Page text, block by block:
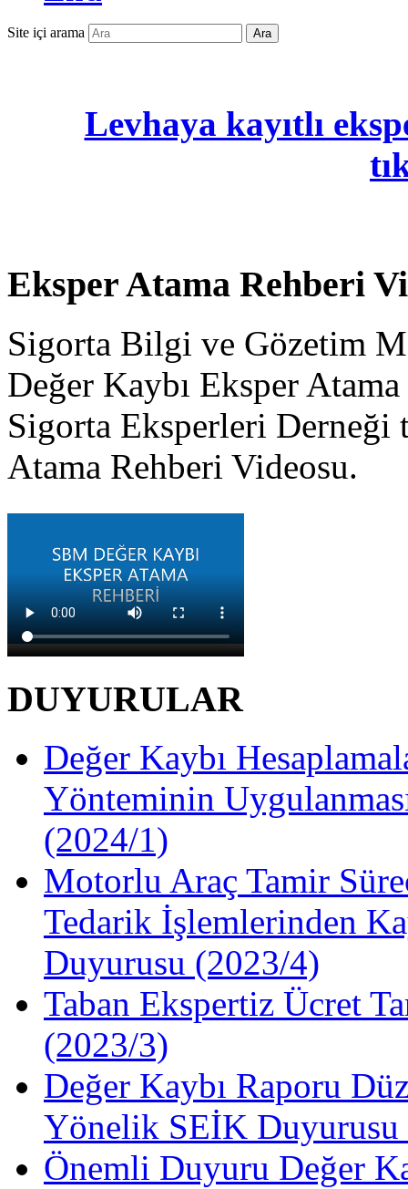
Site içi arama Ara
Levhaya kayıtlı
Eksper Atama Rehberi
Sigorta Bilgi ve Gözetim
Değer Kaybı Eksper
Sigorta Eksperleri Derneği
Atama Rehberi Videosu.
DUYURULAR
Değer Kaybı
Yönteminin
(2024/1)
Motorlu Araç Tamir
Tedarik İşlemlerinden
Duyurusu (2023/4)
Taban Ekspertiz Ücret
(2023/3)
Değer Kaybı Raporu
Yönelik SEİK Duyurusu
Önemli Duyuru Değer